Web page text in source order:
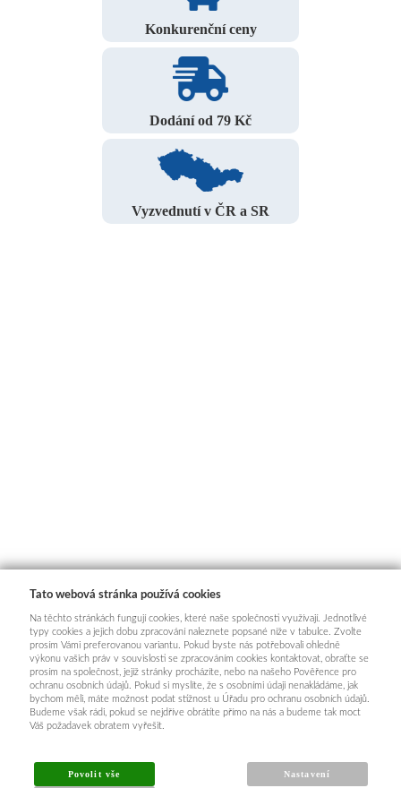
Konkurenční ceny
Dodání od 79 Kč
Vyzvednutí v ČR a SR
Tato webová stránka používá cookies
Na těchto stránkách fungují cookies, které naše společnosti využívají. Jednotlivé
typy cookies a jejich dobu zpracování naleznete popsané níže v tabulce. Zvolte
prosím Vámi preferovanou variantu. Pokud byste nás potřebovali ohledně
výkonu vašich práv v souvislosti se zpracováním cookies kontaktovat, obraťte se
prosím na společnost, jejíž stránky procházíte, nebo na našeho Pověřence pro
ochranu osobních údajů. Pokud si myslíte, že s osobními údaji nenakládáme, jak
bychom měli, máte možnost podat stížnost u Úřadu pro ochranu osobních údajů.
Budeme však rádi, pokud se nejdříve obrátíte přímo na nás a budeme tak moct
Váš požadavek obratem vyřešit.
Povolit vše Nastavení